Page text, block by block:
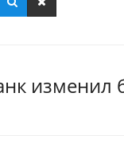
изменил